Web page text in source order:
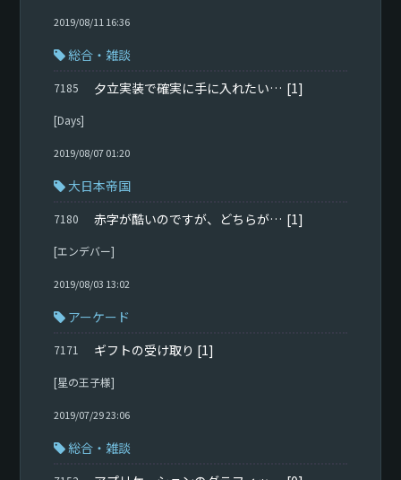
2019/08/11 16:36
総合・雑談
7185 夕立実装で確実に手に入れたい提督に向けて(5000円~6000円ほどの課金できる方) [1]
[Days]
2019/08/07 01:20
大日本帝国
7180 赤字が酷いのですが、どちらが良いですか？ [1]
[エンデバー]
2019/08/03 13:02
アーケード
7171 ギフトの受け取り [1]
[星の王子様]
2019/07/29 23:06
総合・雑談